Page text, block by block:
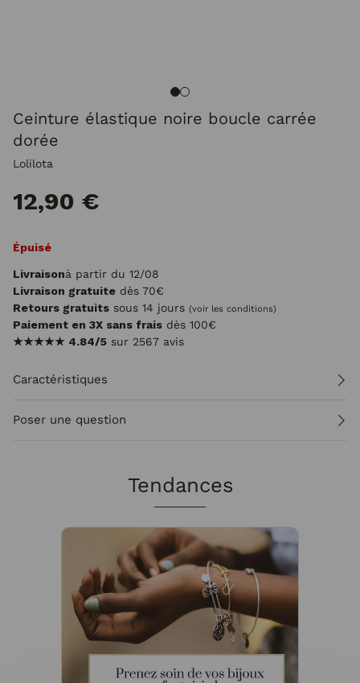
Ceinture élastique noire boucle carrée
dorée
Lolilota
12,90 €
Épuisé
Livraisonà partir du 12/08
Livraison gratuite dès 70€
Retours gratuits sous 14 jours (voir les conditions)
Paiement en 3X sans frais dès 100€
★★★★★ 4.84/5 sur 2567 avis
Caractéristiques
Poser une question
Tendances